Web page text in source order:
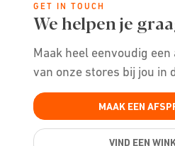
GET IN TOUCH
We helpen je
Maak heel eenvoudig
van onze stores bij jou in
MAAK EEN
VIND EEN